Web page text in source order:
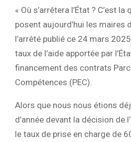
« Où s’arrêtera l’État ? C’est
posent aujourd’hui les maires
l’arrêté publié ce 24 mars
taux de l’aide apportée par
financement des contrats
Compétences (PEC).
Alors que nous nous étions
d’année devant la décision de
le taux de prise en charge de